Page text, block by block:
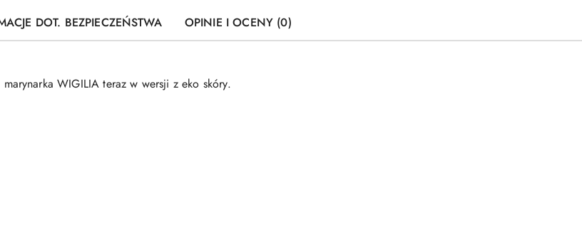
DOT. BEZPIECZEŃSTWA OPINIE I OCENY (0)
WIGILIA teraz w wersji z eko skóry.